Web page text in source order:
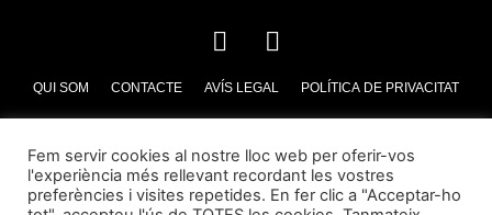
QUI SOM CONTACTE AVÍS LEGAL POLÍTICA DE PRIVACITAT
Fem servir cookies al nostre lloc web per oferir-vos
l'experiència més rellevant recordant les vostres
preferències i visites repetides. En fer clic a "Acceptar-ho